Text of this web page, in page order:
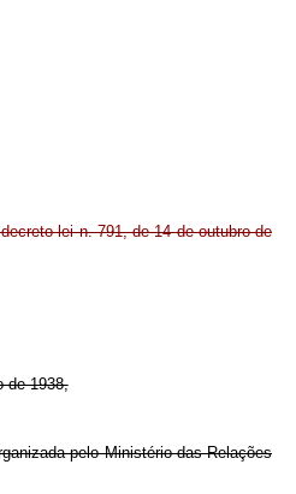
lei n. 791, de 14 de outubro de
de 1938,
pelo Ministério das Relações